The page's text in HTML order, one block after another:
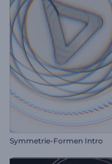
Symmetrie-Formen Intro